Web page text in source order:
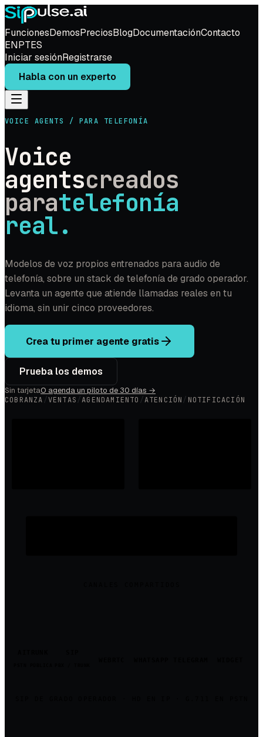
FuncionesDemosPreciosBlogDocumentaciónContacto
ENPTES
Iniciar sesiónRegistrarse
Habla con un experto
VOICE AGENTS / PARA TELEFONÍA
Voice
agentscreados
paratelefonía
real.
Modelos de voz propios entrenados para audio de
telefonía, sobre un stack de telefonía de grado operador.
Levanta un agente que atiende llamadas reales en tu
idioma, sin unir cinco proveedores.
Crea tu primer agente gratis
Prueba los demos
Sin tarjetaO agenda un piloto de 30 días →
COBRANZA/VENTAS/AGENDAMIENTO /ATENCIÓN/ NOTIFICACIÓN